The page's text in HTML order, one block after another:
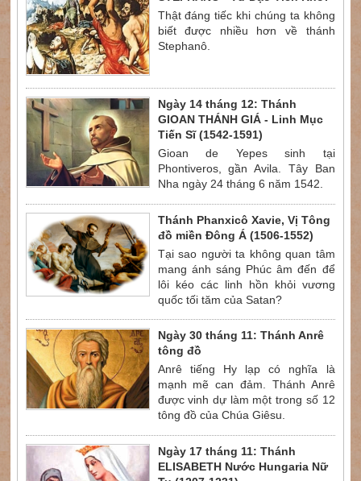
Thật đáng tiếc khi chúng ta không
biết được nhiều hơn về thánh
Stephanô.
Ngày 14 tháng 12: Thánh
GIOAN THÁNH GIÁ - Linh Mục
Tiến Sĩ (1542-1591)
Gioan de Yepes sinh tại
Phontiveros, gần Avila. Tây Ban
Nha ngày 24 tháng 6 năm 1542.
Thánh Phanxicô Xavie, Vị Tông
đồ miền Đông Á (1506-1552)
Tại sao người ta không quan tâm
mang ánh sáng Phúc âm đến để
lôi kéo các linh hồn khỏi vương
quốc tối tăm của Satan?
Ngày 30 tháng 11: Thánh Anrê
tông đồ
Anrê tiếng Hy lạp có nghĩa là
mạnh mẽ can đảm. Thánh Anrê
được vinh dự làm một trong số 12
tông đồ của Chúa Giêsu.
Ngày 17 tháng 11: Thánh
ELISABETH Nước Hungaria Nữ